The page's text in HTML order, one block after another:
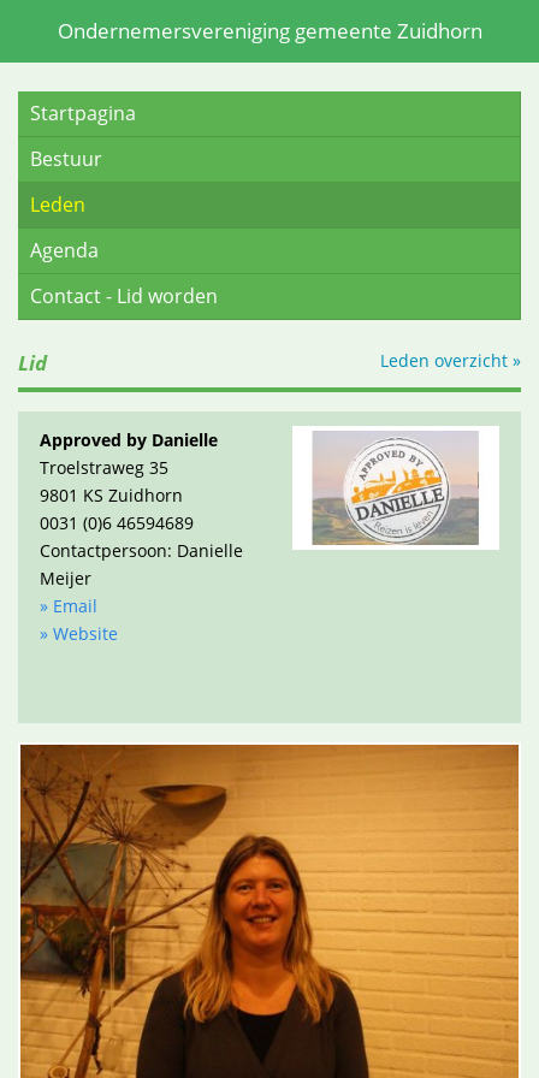
Ondernemersvereniging gemeente Zuidhorn
Startpagina
Bestuur
Leden
Agenda
Contact - Lid worden
Lid Leden overzicht »
Approved by Danielle
Troelstraweg 35
9801 KS Zuidhorn
0031 (0)6 46594689
Contactpersoon: Danielle
Meijer
» Email
» Website